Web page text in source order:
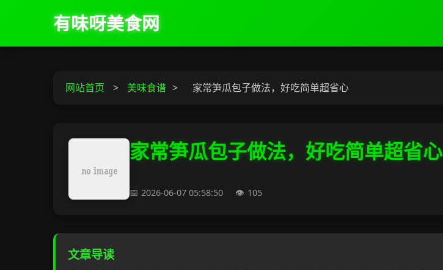
有味呀美食网
网站首页 > 美味食谱 > 家常笋瓜包子做法，好吃简单超省心
家常笋瓜包子做法，好吃简单超省心
2026-06-07 05:58:50 105
文章导读